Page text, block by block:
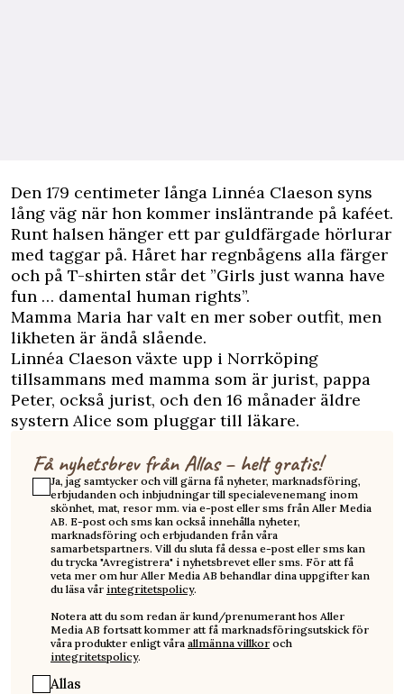
Den 179 centimeter långa Linnéa Claeson syns
lång väg när hon kommer insläntrande på kaféet.
Runt halsen hänger ett par guldfärgade hörlurar
med taggar på. Håret har regnbågens alla färger
och på T-shirten står det ”Girls just wanna have
fun … damental human rights”.
Mamma Maria har valt en mer sober outfit, men
likheten är ändå slående.
Linnéa Claeson växte upp i Norrköping
tillsammans med mamma som är jurist, pappa
Peter, också jurist, och den 16 månader äldre
systern Alice som pluggar till läkare.
Få nyhetsbrev från Allas – helt gratis!
Ja, jag samtycker och vill gärna få nyheter, marknadsföring,
erbjudanden och inbjudningar till specialevenemang inom
skönhet, mat, resor mm. via e-post eller sms från Aller Media
AB. E-post och sms kan också innehålla nyheter,
marknadsföring och erbjudanden från våra
samarbetspartners. Vill du sluta få dessa e-post eller sms kan
du trycka "Avregistrera" i nyhetsbrevet eller sms. För att få
veta mer om hur Aller Media AB behandlar dina uppgifter kan
du läsa vår integritetspolicy.
Notera att du som redan är kund/prenumerant hos Aller
Media AB fortsatt kommer att få marknadsföringsutskick för
våra produkter enligt våra allmänna villkor och
integritetspolicy.
Allas